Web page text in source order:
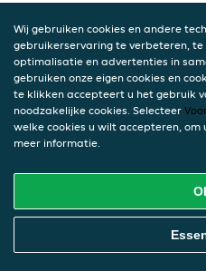
Wij gebruiken cookies en andere
gebruikerservaring te verbeteren,
optimalisatie en advertenties in
gebruiken onze eigen cookies en
te klikken accepteert u het gebruik
noodzakelijke cookies. Selecteer
welke cookies u wilt accepteren,
meer informatie.